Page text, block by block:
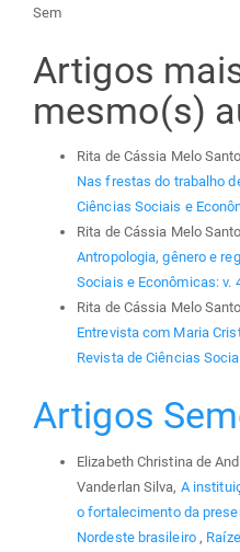
Sem
Artigos
mesmo(s)
Rita de Cássia Melo
Nas frestas do trabalho
Ciências Sociais e
Rita de Cássia Melo
Antropologia, gênero e
Sociais e Econômicas: v.
Rita de Cássia Melo
Entrevista com Maria
Revista de Ciências
Artigos
Elizabeth Christina de
Vanderlan Silva, A
o fortalecimento da
Nordeste brasileiro ,